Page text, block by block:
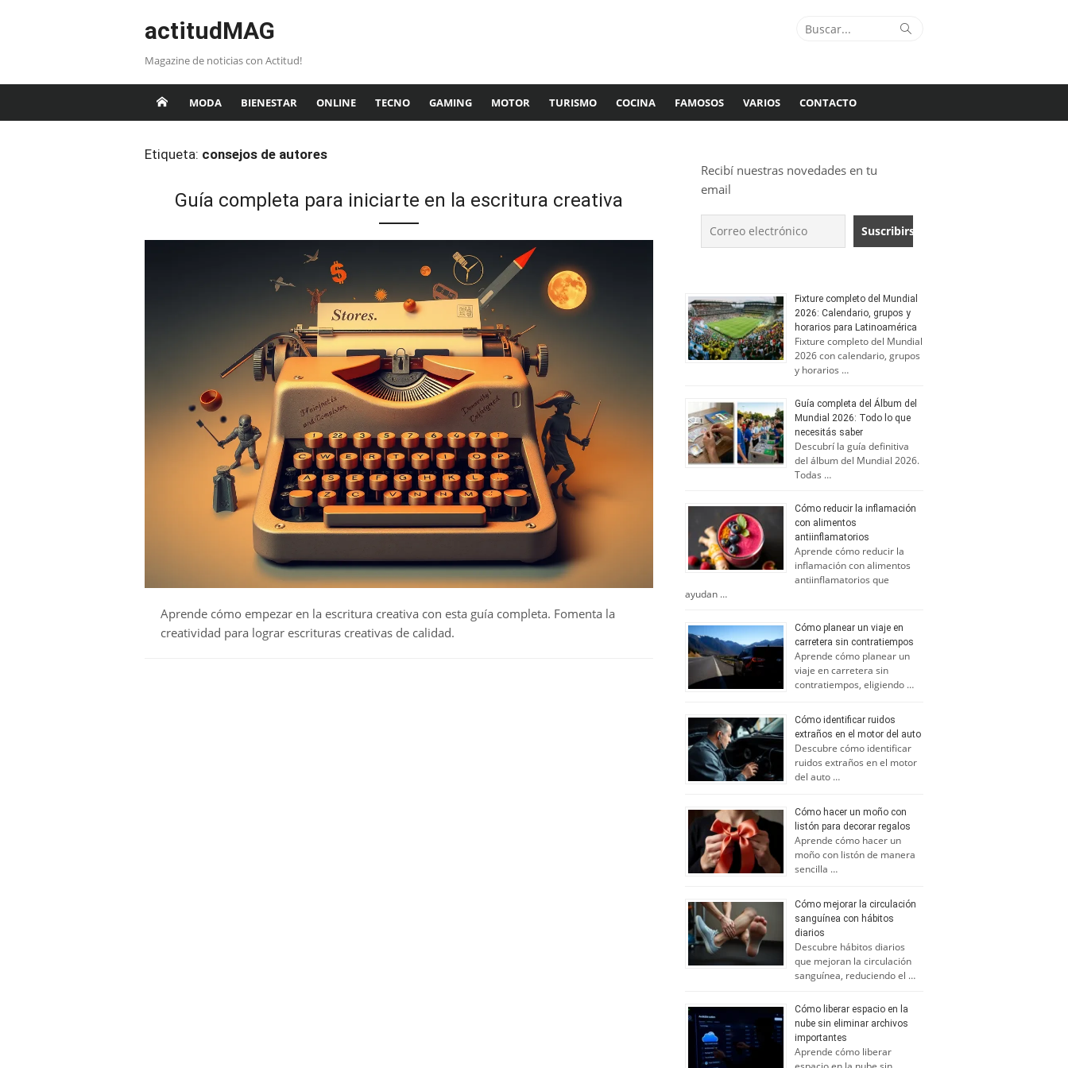
actitudMAG
Magazine de noticias con Actitud!
Buscar: Buscar
MODA BIENESTAR ONLINE TECNO GAMING MOTOR TURISMO COCINA FAMOSOS VARIOS CONTACTO
Etiqueta: consejos de autores
Guía completa para iniciarte en la escritura creativa
Aprende cómo empezar en la escritura creativa con esta guía completa. Fomenta la
creatividad para lograr escrituras creativas de calidad.
Recibí nuestras novedades en tu
email
Fixture completo del Mundial
2026: Calendario, grupos y
horarios para Latinoamérica
Fixture completo del Mundial
2026 con calendario, grupos
y horarios …
Guía completa del Álbum del
Mundial 2026: Todo lo que
necesitás saber
Descubrí la guía definitiva
del álbum del Mundial 2026.
Todas …
Cómo reducir la inflamación
con alimentos
antiinflamatorios
Aprende cómo reducir la
inflamación con alimentos
antiinflamatorios que
ayudan …
Cómo planear un viaje en
carretera sin contratiempos
Aprende cómo planear un
viaje en carretera sin
contratiempos, eligiendo …
Cómo identificar ruidos
extraños en el motor del auto
Descubre cómo identificar
ruidos extraños en el motor
del auto …
Cómo hacer un moño con
listón para decorar regalos
Aprende cómo hacer un
moño con listón de manera
sencilla …
Cómo mejorar la circulación
sanguínea con hábitos
diarios
Descubre hábitos diarios
que mejoran la circulación
sanguínea, reduciendo el …
Cómo liberar espacio en la
nube sin eliminar archivos
importantes
Aprende cómo liberar